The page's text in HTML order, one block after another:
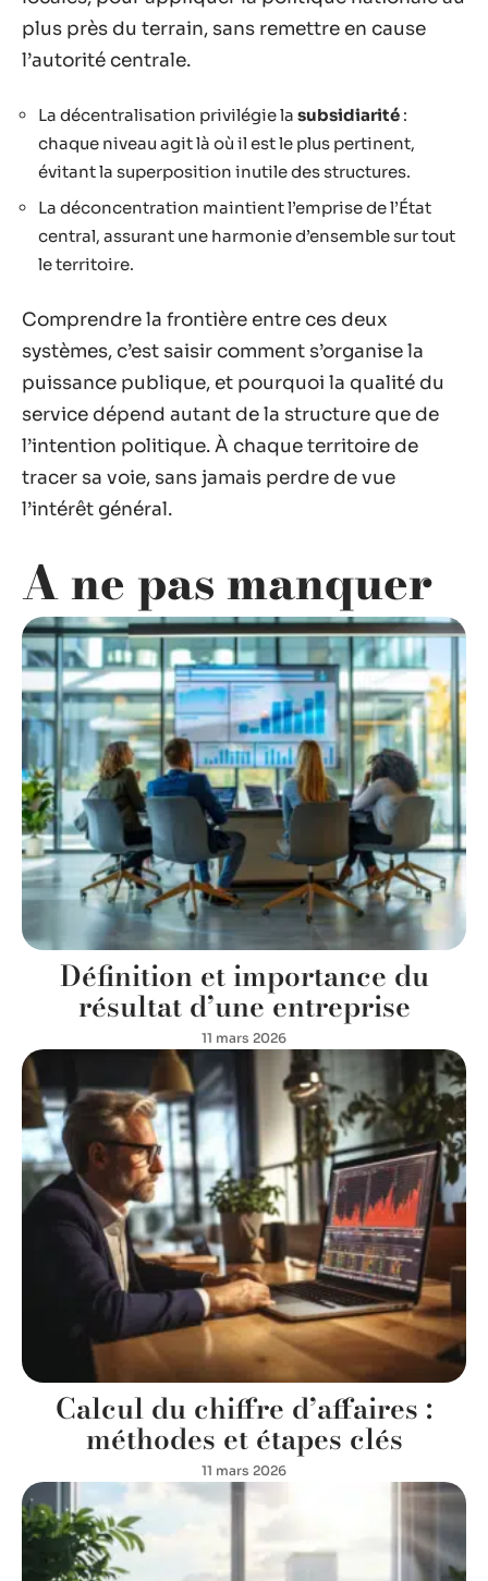
plus près du terrain, sans remettre en cause
l’autorité centrale.
La décentralisation privilégie la subsidiarité :
chaque niveau agit là où il est le plus pertinent,
évitant la superposition inutile des structures.
La déconcentration maintient l’emprise de l’État
central, assurant une harmonie d’ensemble sur tout
le territoire.
Comprendre la frontière entre ces deux
systèmes, c’est saisir comment s’organise la
puissance publique, et pourquoi la qualité du
service dépend autant de la structure que de
l’intention politique. À chaque territoire de
tracer sa voie, sans jamais perdre de vue
l’intérêt général.
A ne pas manquer
Définition et importance du
résultat d’une entreprise
11 mars 2026
Calcul du chiffre d’affaires :
méthodes et étapes clés
11 mars 2026